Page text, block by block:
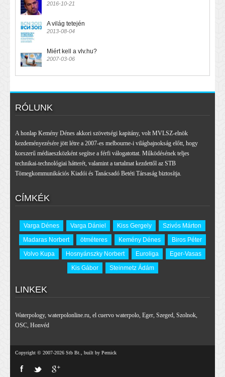
2016-10-21
A világ tetején
2013-08-04
Miért kell a vlv.hu?
2007-03-06
RÓLUNK
A honlap Kemény Dénes akkori szövetségi kapitány, volt MVLSZ-elnök
kezdeményezésére jött létre a 2007-es melbourne-i világbajnokság előtt, hogy
korszerű médiaeszközként segítse a férfi válogatottat. Működésének teljes
technikai-technológiai hátterét, valamint a tartalmat kezdettől az STB
Tömegkommunikációs Kiadói és Tanácsadó Betéti Társaság biztosítja.
CÍMKÉK
Varga Dénes Varga Dániel Kiss Gergely
Szivós Márton
Madaras Norbert
ötméteres Kemény Dénes
Biros Péter
Volvo Kupa
Hosnyánszky Norbert Euroliga
Eger-Vasas
Kis Gábor
Steinmetz Ádám
LINKEK
Waterpology, waterpolonline.ru, el cuervo waterpolo, Eger, Szeged, Szolnok,
OSC, Honvéd
Copyright © 2007-2026 Stb Bt., built by Pernick